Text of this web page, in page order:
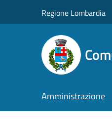
Regione Lombardia
Amministrazione